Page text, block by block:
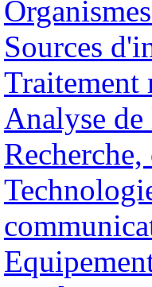
Sources
Traitement
Analyse